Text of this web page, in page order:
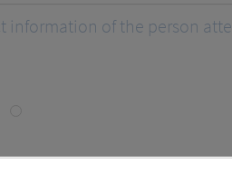
information of the person